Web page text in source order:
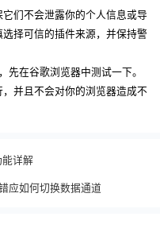
们不会泄露你的个人信息或导
择可信的插件来源，并保持警
先在谷歌浏览器中测试一下。
并且不会对你的浏览器造成不
能详解
应如何切换数据通道